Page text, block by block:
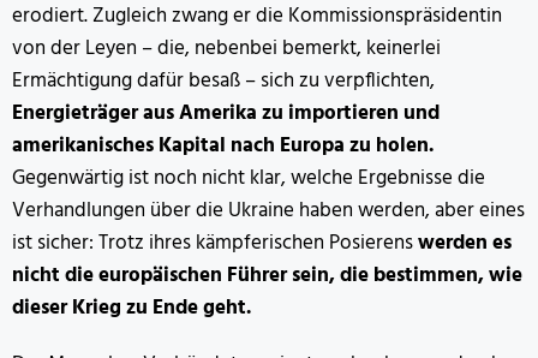
erodiert. Zugleich zwang er die Kommissionspräsidentin
von der Leyen – die, nebenbei bemerkt, keinerlei
Ermächtigung dafür besaß – sich zu verpflichten,
Energieträger aus Amerika zu importieren und
amerikanisches Kapital nach Europa zu holen.
Gegenwärtig ist noch nicht klar, welche Ergebnisse die
Verhandlungen über die Ukraine haben werden, aber eines
ist sicher: Trotz ihres kämpferischen Posierenswerden es
nicht die europäischen Führer sein, die bestimmen, wie
dieser Krieg zu Ende geht.